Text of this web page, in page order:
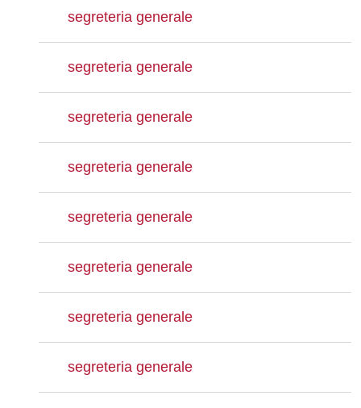
segreteria generale
segreteria generale
segreteria generale
segreteria generale
segreteria generale
segreteria generale
segreteria generale
segreteria generale